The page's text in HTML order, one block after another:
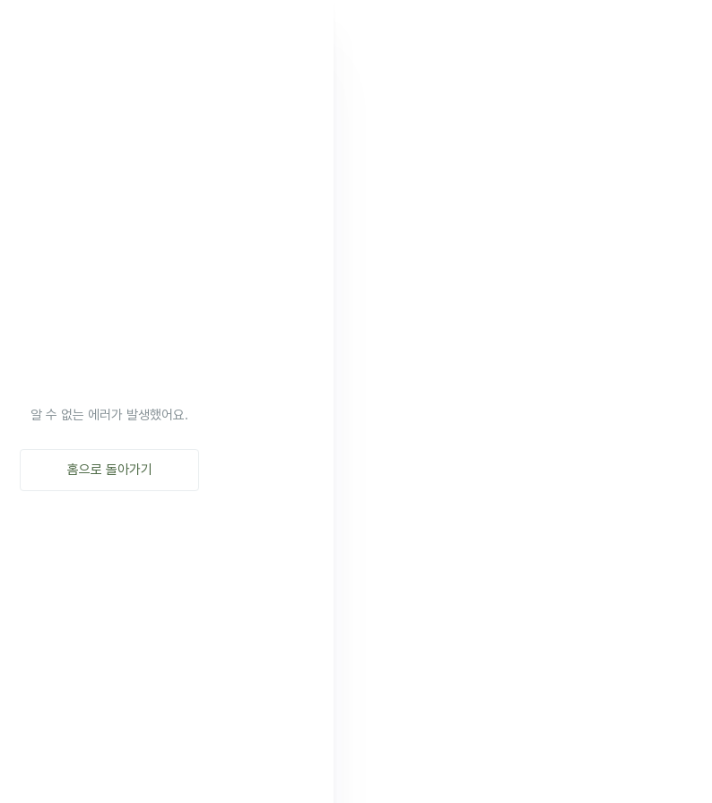
알 수 없는 에러가 발생했어요.
홈으로 돌아가기